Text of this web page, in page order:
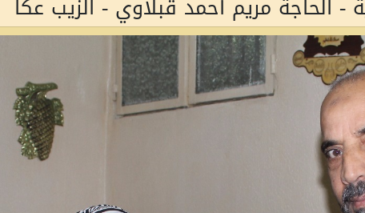
الحاجة مريم أحمد قبلاوي - الزيب عكا